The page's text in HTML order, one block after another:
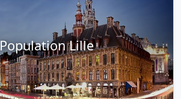
Population Lille